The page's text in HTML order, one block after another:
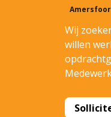
Wij
willen